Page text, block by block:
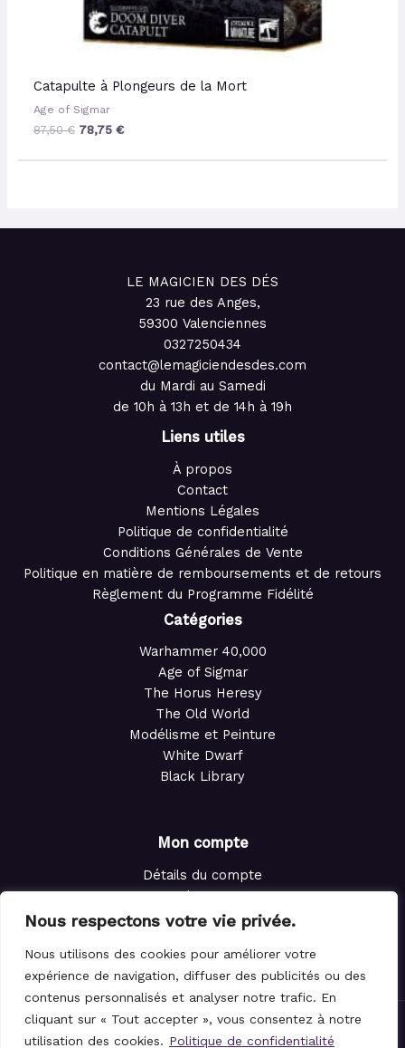
Nous respectons votre vie privée.
Nous utilisons des cookies pour améliorer votre
expérience de navigation, diffuser des publicités ou des
contenus personnalisés et analyser notre trafic. En
cliquant sur « Tout accepter », vous consentez à notre
utilisation des cookies. Politique de confidentialité
Catapulte à Plongeurs de la Mort
Age of Sigmar
87,50€ 78,75€
LE MAGICIEN DES DÉS
23 rue des Anges,
59300 Valenciennes
0327250434
contact@lemagiciendesdes.com
du Mardi au Samedi
de 10h à 13h et de 14h à 19h
Liens utiles
À propos
Contact
Mentions Légales
Politique de confidentialité
Conditions Générales de Vente
Politique en matière de remboursements et de retours
Règlement du Programme Fidélité
Catégories
Warhammer 40,000
Age of Sigmar
The Horus Heresy
The Old World
Modélisme et Peinture
White Dwarf
Black Library
Mon compte
Détails du compte
Adresses
Commandes
Panier
© 2021-2026 Le Magicien des Dés.